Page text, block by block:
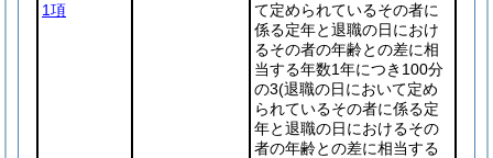
1項
て定められているその者に
係る定年と退職の日におけ
るその者の年齢との差に相
当する年数1年につき100分
の3(退職の日において定め
られているその者に係る定
年と退職の日におけるその
者の年齢との差に相当する